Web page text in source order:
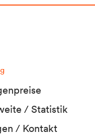
/ Statistik
/ Kontakt